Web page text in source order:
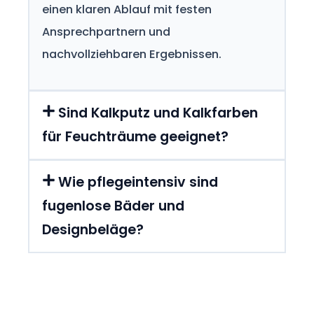
einen klaren Ablauf mit festen
Ansprechpartnern und
nachvollziehbaren Ergebnissen.
Sind Kalkputz und Kalkfarben
für Feuchträume geeignet?
Wie pflegeintensiv sind
fugenlose Bäder und
Designbeläge?